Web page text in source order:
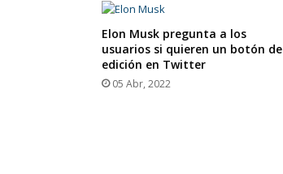
Elon Musk pregunta a los
usuarios si quieren un botón de
edición en Twitter
05 Abr, 2022